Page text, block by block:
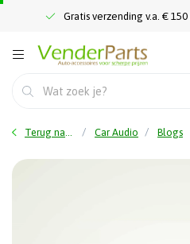
Gratis verzending v.a. €
Terug naar home Car Audio Blogs